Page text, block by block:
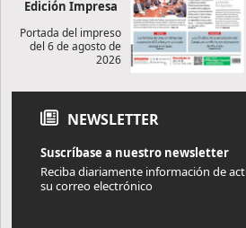
Edición Impresa
Portada del impreso
del 6 de agosto de
2026
NEWSLETTER
Suscríbase a nuestro newsletter
Reciba diariamente información de
su correo electrónico